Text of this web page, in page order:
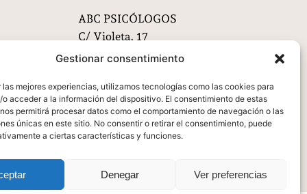
Gestionar consentimiento
las mejores experiencias, utilizamos tecnologías como las cookies para
o acceder a la información del dispositivo. El consentimiento de estas
permitirá procesar datos como el comportamiento de navegación o las
únicas en este sitio. No consentir o retirar el consentimiento, puede
a ciertas características y funciones.
Denegar Ver preferencias
ABC PSICÓLOGOS
C/ Violeta, 17
28933 Móstoles, Madrid
info@abcpsicologos.com